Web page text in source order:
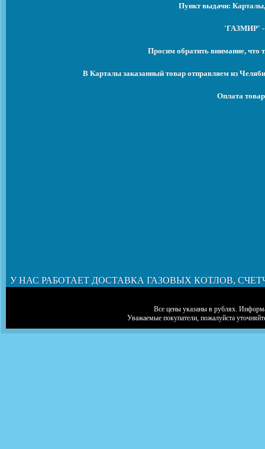
Пункт выдачи:
'ГАЗМИР' -
Просим обратить внимание, что
В Карталы заказанный товар отправляем из
Оплата
У НАС РАБОТАЕТ ДОСТАВКА ГАЗОВЫХ КОТЛОВ,
Все цены указаны в рублях.
Уважаемые покупатели, пожалуйста